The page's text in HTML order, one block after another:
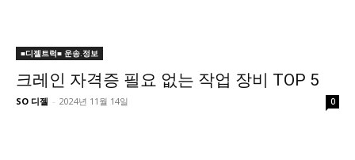
■디젤트럭■ 운송.정보
크레인 자격증 필요 없는 작업 장비 TOP 5
SO 디젤 - 2024년 11월 14일 0